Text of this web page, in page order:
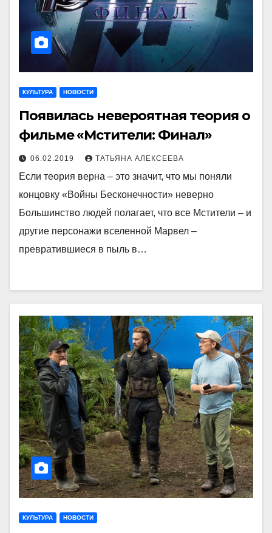
КУЛЬТУРА НОВОСТИ
Появилась невероятная теория о
фильме «Мстители: Финал»
06.02.2019 ТАТЬЯНА АЛЕКСЕЕВА
Если теория верна – это значит, что мы поняли
концовку «Войны Бесконечности» неверно
Большинство людей полагает, что все Мстители – и
другие персонажи вселенной Марвел –
превратившиеся в пыль в…
КУЛЬТУРА НОВОСТИ